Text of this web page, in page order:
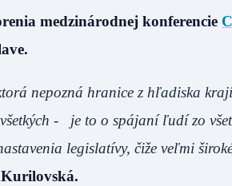
medzinárodnej konferencie
nepozná hranice z hľadiska
- je to o spájaní ľudí zo
legislatívy, čiže veľmi